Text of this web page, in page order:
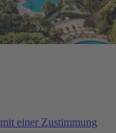
einer Zustimmung